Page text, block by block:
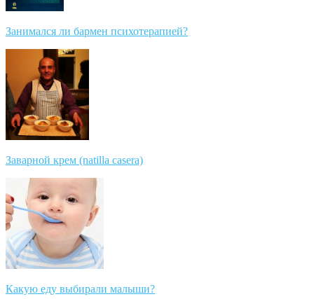
Занимался ли бармен психотерапией?
Заварной крем (natilla casera)
Какую еду выбирали малыши?